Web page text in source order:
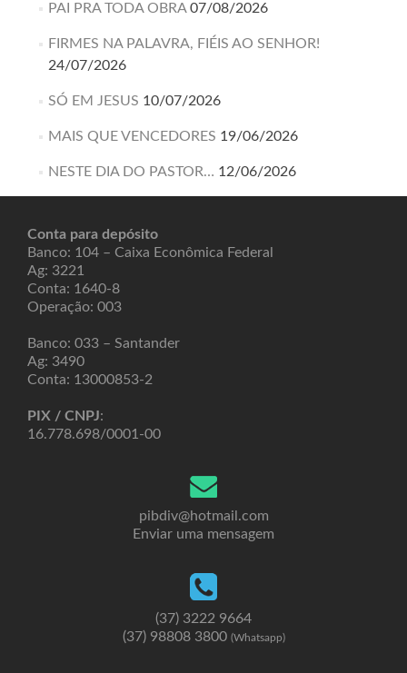
PAI PRA TODA OBRA 07/08/2026
FIRMES NA PALAVRA, FIÉIS AO SENHOR!
24/07/2026
SÓ EM JESUS 10/07/2026
MAIS QUE VENCEDORES 19/06/2026
NESTE DIA DO PASTOR… 12/06/2026
Conta para depósito
Banco: 104 – Caixa Econômica Federal
Ag: 3221
Conta: 1640-8
Operação: 003
Banco: 033 – Santander
Ag: 3490
Conta: 13000853-2
PIX / CNPJ:
16.778.698/0001-00
pibdiv@hotmail.com
Enviar uma mensagem
(37) 3222 9664
(37) 98808 3800 (Whatsapp)